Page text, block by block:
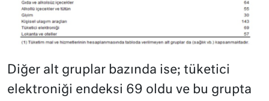
Diğer alt gruplar bazında ise; tüketici
elektroniği endeksi 69 oldu ve bu grupta